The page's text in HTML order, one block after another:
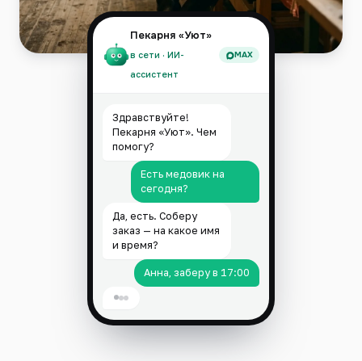
Пекарня «Уют»
в сети · ИИ-
ассистент
MAX
Здравствуйте!
Пекарня «Уют». Чем
помогу?
Есть медовик на
сегодня?
Да, есть. Соберу
заказ — на какое имя
и время?
Анна, заберу в 17:00